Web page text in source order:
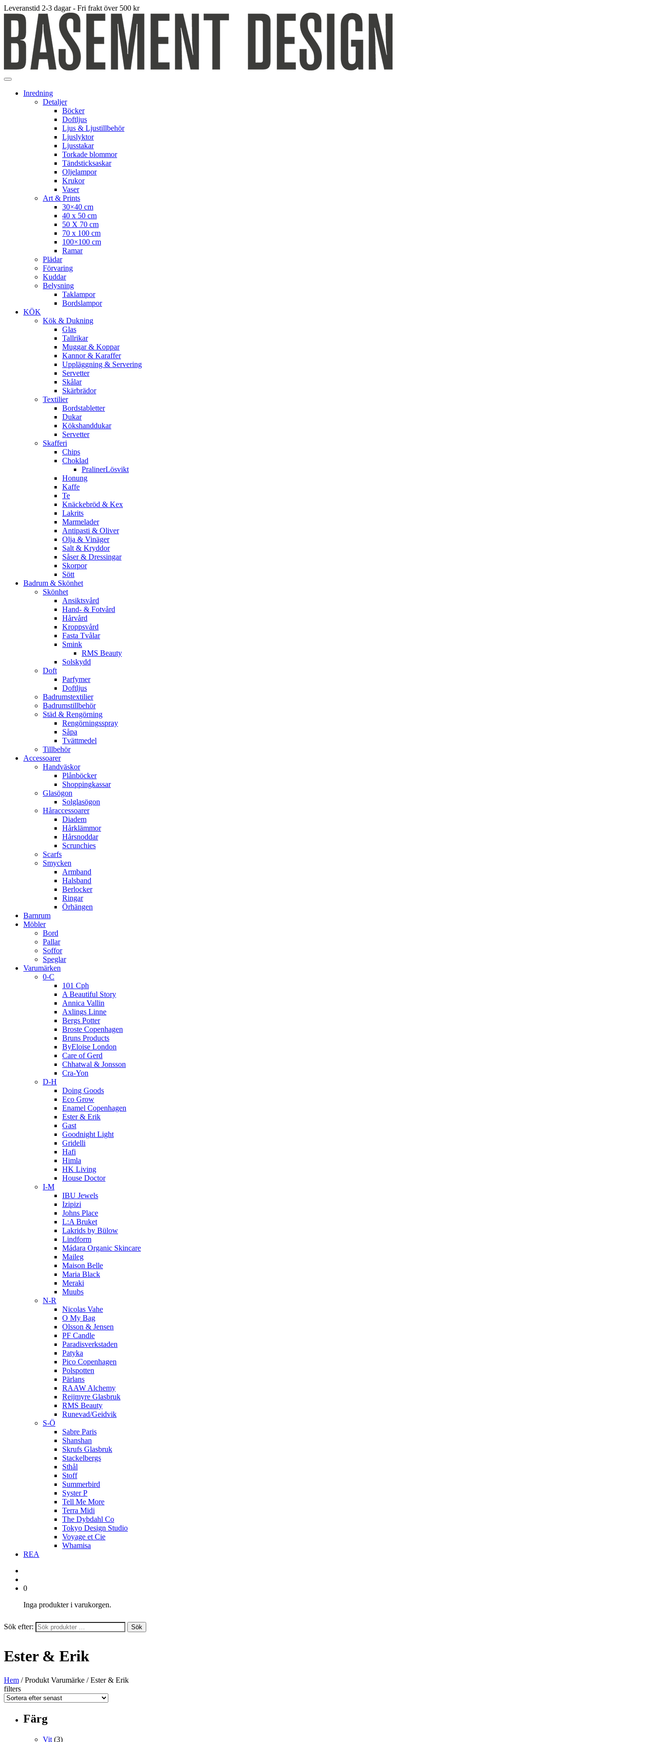
Leveranstid 2-3 dagar - Fri frakt över 500 kr
Inredning
Detaljer
Böcker
Doftljus
Ljus & Ljustillbehör
Ljuslyktor
Ljusstakar
Torkade blommor
Tändsticksaskar
Oljelampor
Krukor
Vaser
Art & Prints
30×40 cm
40 x 50 cm
50 X 70 cm
70 x 100 cm
100×100 cm
Ramar
Plädar
Förvaring
Kuddar
Belysning
Taklampor
Bordslampor
KÖK
Kök & Dukning
Glas
Tallrikar
Muggar & Koppar
Kannor & Karaffer
Uppläggning & Servering
Servetter
Skålar
Skärbrädor
Textilier
Bordstabletter
Dukar
Kökshanddukar
Servetter
Skafferi
Chips
Choklad
PralinerLösvikt
Honung
Kaffe
Te
Knäckebröd & Kex
Lakrits
Marmelader
Antipasti & Oliver
Olja & Vinäger
Salt & Kryddor
Såser & Dressingar
Skorpor
Sött
Badrum & Skönhet
Skönhet
Ansiktsvård
Hand- & Fotvård
Hårvård
Kroppsvård
Fasta Tvålar
Smink
RMS Beauty
Solskydd
Doft
Parfymer
Doftljus
Badrumstextilier
Badrumstillbehör
Städ & Rengörning
Rengörningsspray
Såpa
Tvättmedel
Tillbehör
Accessoarer
Handväskor
Plånböcker
Shoppingkassar
Glasögon
Solglasögon
Håraccessoarer
Diadem
Hårklämmor
Hårsnoddar
Scrunchies
Scarfs
Smycken
Armband
Halsband
Berlocker
Ringar
Örhängen
Barnrum
Möbler
Bord
Pallar
Soffor
Speglar
Varumärken
0-C
101 Cph
A Beautiful Story
Annica Vallin
Axlings Linne
Bergs Potter
Broste Copenhagen
Bruns Products
ByEloise London
Care of Gerd
Chhatwal & Jonsson
Cra-Yon
D-H
Doing Goods
Eco Grow
Enamel Copenhagen
Ester & Erik
Gast
Goodnight Light
Gridelli
Hafi
Himla
HK Living
House Doctor
I-M
IBU Jewels
Izipizi
Johns Place
L:A Bruket
Lakrids by Bülow
Lindform
Mádara Organic Skincare
Maileg
Maison Belle
Maria Black
Meraki
Muubs
N-R
Nicolas Vahe
O My Bag
Olsson & Jensen
PF Candle
Paradisverkstaden
Patyka
Pico Copenhagen
Polspotten
Pärlans
RAAW Alchemy
Reijmyre Glasbruk
RMS Beauty
Runevad/Geidvik
S-Ö
Sabre Paris
Shanshan
Skrufs Glasbruk
Stackelbergs
Sthål
Stoff
Summerbird
Syster P
Tell Me More
Terra Midi
The Dybdahl Co
Tokyo Design Studio
Voyage et Cie
Whamisa
REA
0
Inga produkter i varukorgen.
Sök efter: Sök
Ester & Erik
Hem / Produkt Varumärke / Ester & Erik
filters
Färg
Vit (3)